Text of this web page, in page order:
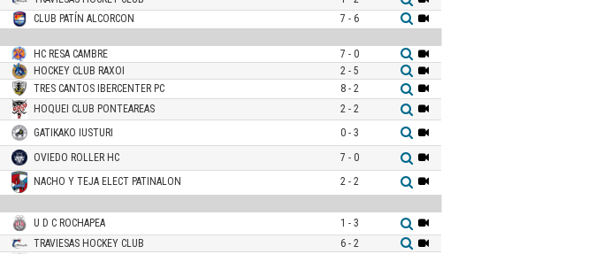
CLUB PATÍN ALCORCON
7 - 6
HC RESA CAMBRE
7 - 0
HOCKEY CLUB RAXOI
2 - 5
TRES CANTOS IBERCENTER PC
8 - 2
HOQUEI CLUB PONTEAREAS
2 - 2
GATIKAKO IUSTURI
0 - 3
OVIEDO ROLLER HC
7 - 0
NACHO Y TEJA ELECT PATINALON
2 - 2
U D C ROCHAPEA
1 - 3
TRAVIESAS HOCKEY CLUB
6 - 2